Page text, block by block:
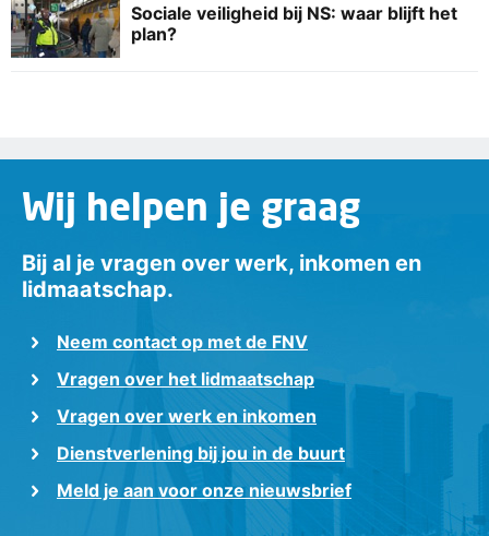
Sociale veiligheid bij NS: waar blijft het
plan?
Wij helpen je graag
Bij al je vragen over werk, inkomen en
lidmaatschap.
Neem contact op met de FNV
Vragen over het lidmaatschap
Vragen over werk en inkomen
Dienstverlening bij jou in de buurt
Meld je aan voor onze nieuwsbrief